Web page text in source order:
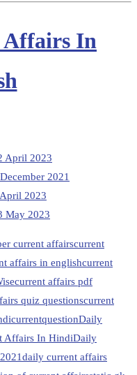
In
April 2023
2021
2023
May 2023
current affairscurrent
affairs in englishcurrent
current affairs pdf
quiz questionscurrent
currentquestionDaily
Affairs In HindiDaily
daily current affairs